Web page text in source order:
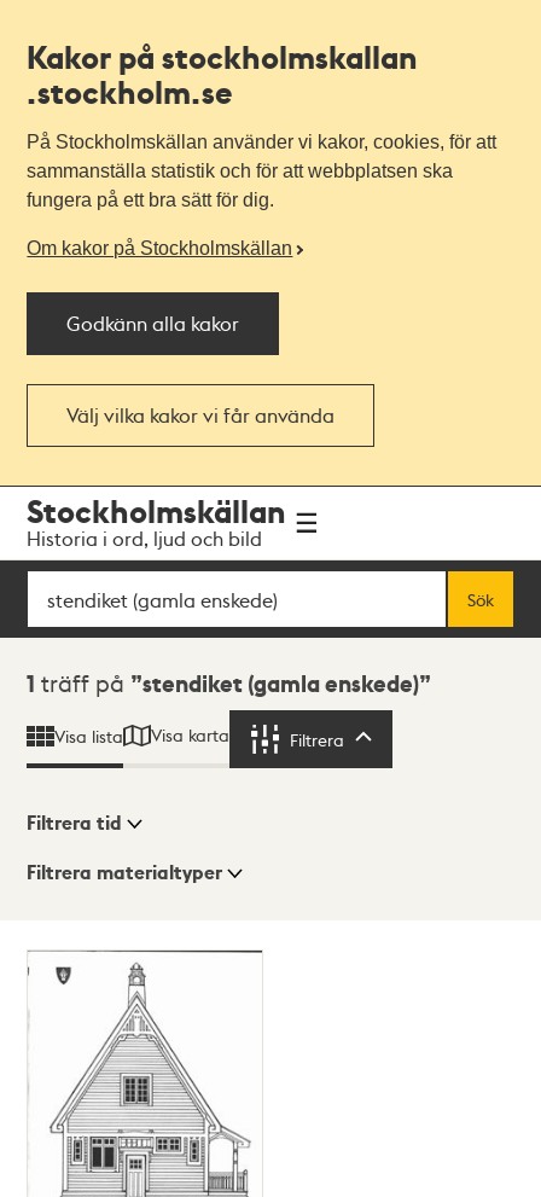
Kakor på stockholmskallan
.stockholm.se
På Stockholmskällan använder vi kakor, cookies, för att
sammanställa statistik och för att webbplatsen ska
fungera på ett bra sätt för dig.
Om kakor på Stockholmskällan
Godkänn alla kakor
Välj vilka kakor vi får använda
navigationen
huvudinnehållet
Stockholmskällan
Historia i ord, ljud och bild
Sök
Sök
Sökresultat
1 träff på stendiket (gamla enskede)
Visa lista Visa karta Filtrera
Visningsläge
ListaKarta
Filtrera tid
Filtrera materialtyper
träffar